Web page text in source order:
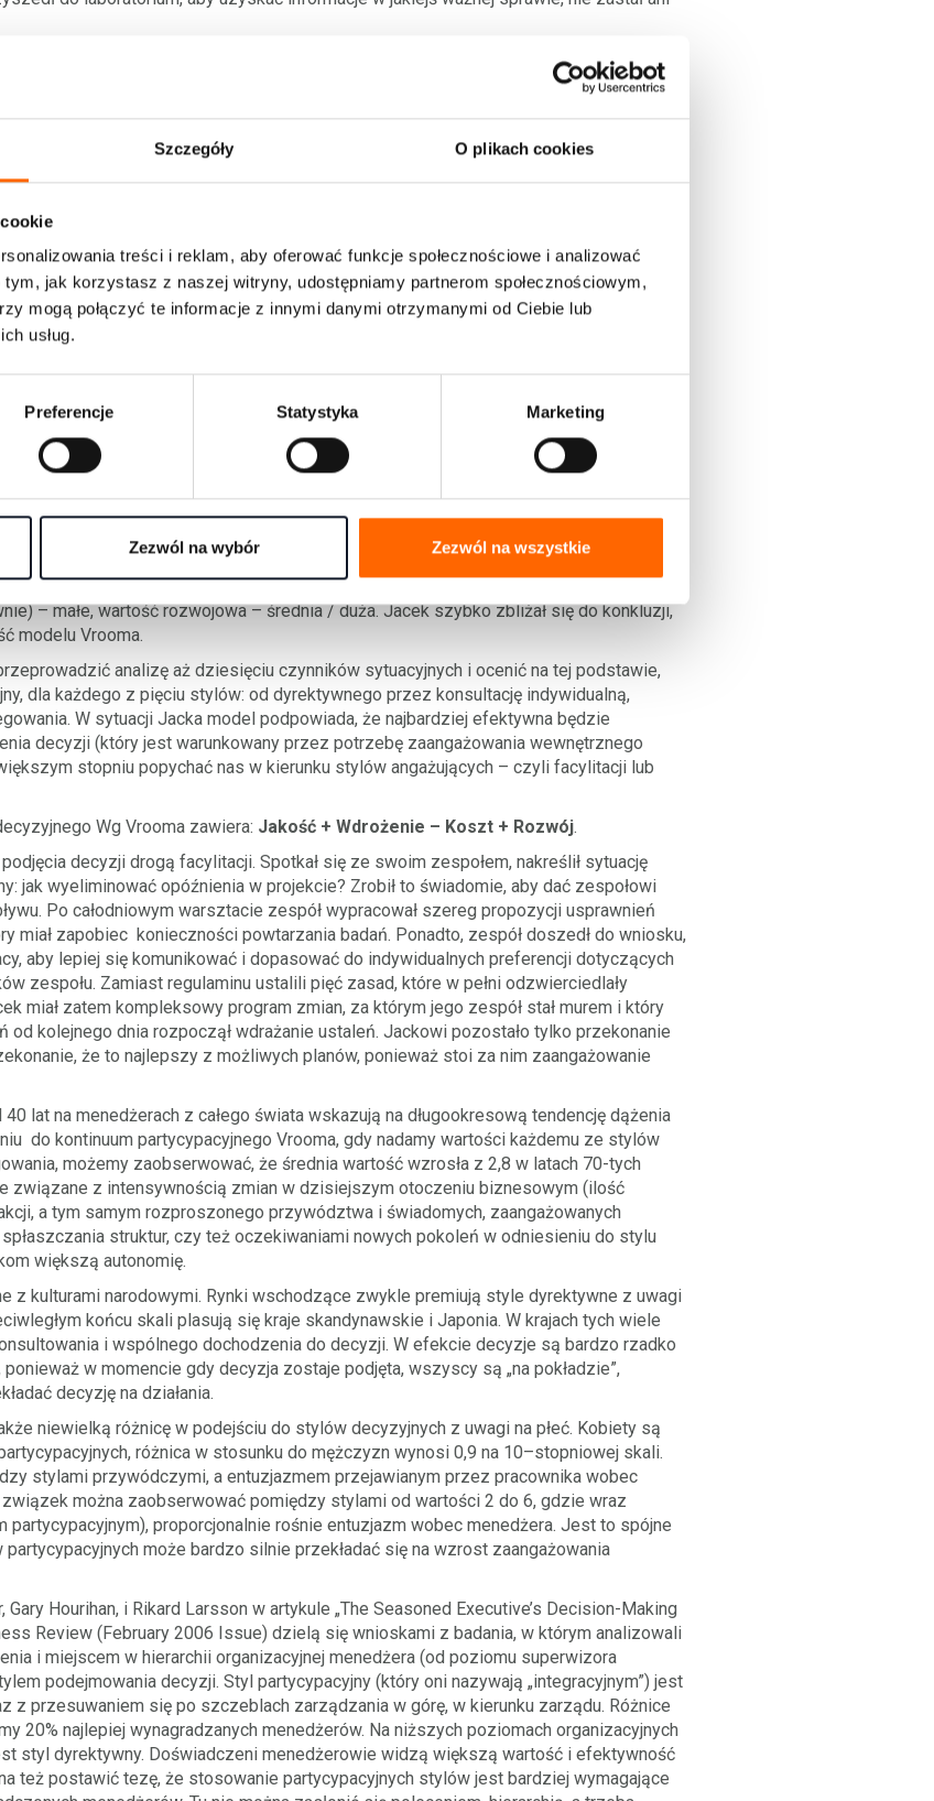
Szczegóły O plikach cookies
treści i reklam, aby oferować funkcje społecznościowe i analizować
jak korzystasz z naszej witryny, udostępniamy partnerom społecznościowym,
mogą połączyć te informacje z innymi danymi otrzymanymi od Ciebie lub
usług.
Preferencje Statystyka Marketing
Zezwól na wybór Zezwól na wszystkie
na kanapie, natomiast nie widzi nic złego w tym, że w czasie lunchu naukowcy
Z kolei nieobecność w dniu, kiedy szef nie zastał nikogo w laboratorium, była
i czasu pracy. Jacek jest pewien, że jeżeli się nie podporządkuje, szef narzuci mu
tworzą zgraną paczkę, ceniącą sobie niezależność. Jaką decyzję powinien
Jacek dotychczas stosował?
abym zaangażował mój zespół w podjęcie decyzji o zmianie organizacji pracy?
które zostaną wypracowane bez ich udziału? Wątpliwe. Istnieje duże ryzyko,
papierze, a poziom niezadowolenia szefa Jacka sięgnie zenitu. Jacek doszedł
potrzeba zaangażowania wewnętrznego
jaka będzie reakcja zespołu, jeżeli narzucę im nowy regulamin, wypracowany, przeze
się grą w ping-ponga. Zatem
prawdopodobieństwo zaangażowania
zostanie podjęta dyrektywnie, jest bardzo małe.
do tego, że wspólnie pracujemy nad problemami, mamy dobre
poglądów. Ponieważ każdy z nas reprezentuje inną dziedzinę nauki, takie
wspólnej pracy są dobrze oceniane i cenione w zespole, który widzi w tym
wewnętrznego – wysoka, prawdopodobieństwo zaangażowania wewnętrznego
– małe, wartość rozwojowa – średnia / duża. Jacek szybko zbliżał się do konkluzji,
modelu Vrooma.
analizę aż dziesięciu czynników sytuacyjnych i ocenić na tej podstawie,
dla każdego z pięciu stylów: od dyrektywnego przez konsultację indywidualną,
W sytuacji Jacka model podpowiada, że najbardziej efektywna będzie
decyzji (który jest warunkowany przez potrzebę zaangażowania wewnętrznego
stopniu popychać nas w kierunku stylów angażujących – czyli facylitacji lub
Wg Vrooma zawiera: Jakość + Wdrożenie – Koszt + Rozwój.
decyzji drogą facylitacji. Spotkał się ze swoim zespołem, nakreślił sytuację
jak wyeliminować opóźnienia w projekcie? Zrobił to świadomie, aby dać zespołowi
Po całodniowym warsztacie zespół wypracował szereg propozycji usprawnień
miał zapobiec konieczności powtarzania badań. Ponadto, zespół doszedł do wniosku,
aby lepiej się komunikować i dopasować do indywidualnych preferencji dotyczących
zespołu. Zamiast regulaminu ustalili pięć zasad, które w pełni odzwierciedlały
miał zatem kompleksowy program zmian, za którym jego zespół stał murem i który
kolejnego dnia rozpoczął wdrażanie ustaleń. Jackowi pozostało tylko przekonanie
że to najlepszy z możliwych planów, ponieważ stoi za nim zaangażowanie
lat na menedżerach z całego świata wskazują na długookresową tendencję dążenia
do kontinuum partycypacyjnego Vrooma, gdy nadamy wartości każdemu ze stylów
możemy zaobserwować, że średnia wartość wzrosła z 2,8 w latach 70-tych
związane z intensywnością zmian w dzisiejszym otoczeniu biznesowym (ilość
a tym samym rozproszonego przywództwa i świadomych, zaangażowanych
struktur, czy też oczekiwaniami nowych pokoleń w odniesieniu do stylu
większą autonomię.
z kulturami narodowymi. Rynki wschodzące zwykle premiują style dyrektywne z uwagi
końcu skali plasują się kraje skandynawskie i Japonia. W krajach tych wiele
i wspólnego dochodzenia do decyzji. W efekcie decyzje są bardzo rzadko
w momencie gdy decyzja zostaje podjęta, wszyscy są „na pokładzie”,
decyzję na działania.
niewielką różnicę w podejściu do stylów decyzyjnych z uwagi na płeć. Kobiety są
różnica w stosunku do mężczyzn wynosi 0,9 na 10–stopniowej skali.
stylami przywódczymi, a entuzjazmem przejawianym przez pracownika wobec
można zaobserwować pomiędzy stylami od wartości 2 do 6, gdzie wraz
proporcjonalnie rośnie entuzjazm wobec menedżera. Jest to spójne
może bardzo silnie przekładać się na wzrost zaangażowania
Gary Hourihan, i Rikard Larsson w artykule „The Seasoned Executive’s Decision-Making
Review (February 2006 Issue) dzielą się wnioskami z badania, w którym analizowali
i miejscem w hierarchii organizacyjnej menedżera (od poziomu superwizora
podejmowania decyzji. Styl partycypacyjny (który oni nazywają „integracyjnym”) jest
z przesuwaniem się po szczeblach zarządzania w górę, w kierunku zarządu. Różnice
20% najlepiej wynagradzanych menedżerów. Na niższych poziomach organizacyjnych
styl dyrektywny. Doświadczeni menedżerowie widzą większą wartość i efektywność
też postawić tezę, że stosowanie partycypacyjnych stylów jest bardziej wymagające